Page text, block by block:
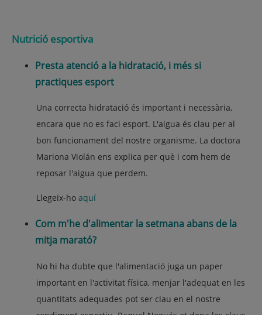
Nutrició esportiva
Presta atenció a la hidratació, i més si
practiques esport
Una correcta hidratació és important i necessària,
encara que no es faci esport. L'aigua és clau per al
bon funcionament del nostre organisme. La doctora
Mariona Violán ens explica per què i com hem de
reposar l'aigua que perdem.
Llegeix-ho aquí
Com m'he d'alimentar la setmana abans de la
mitja marató?
No hi ha dubte que l'alimentació juga un paper
important en l'activitat física, menjar l'adequat en les
quantitats adequades pot ser clau en el nostre